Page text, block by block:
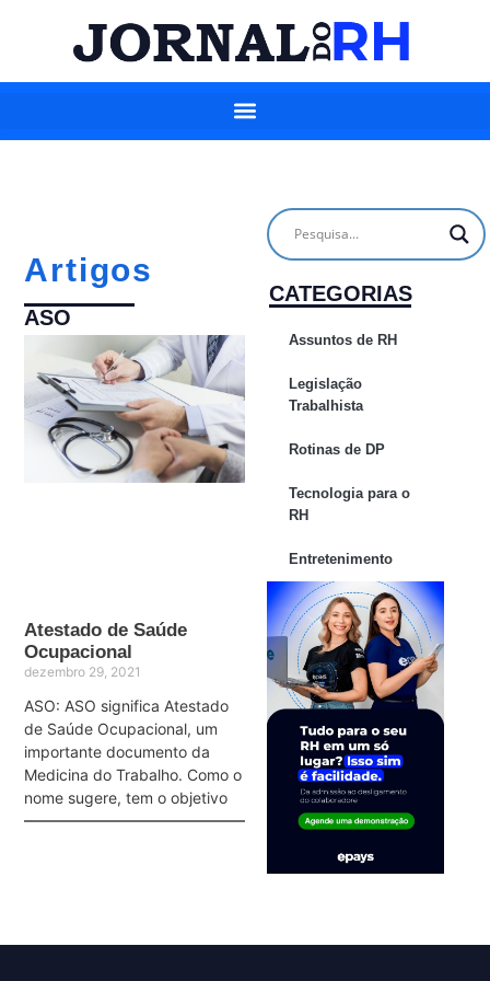
Artigos
ASO
Atestado de Saúde
Ocupacional
dezembro 29, 2021
ASO: ASO significa Atestado
de Saúde Ocupacional, um
importante documento da
Medicina do Trabalho. Como o
nome sugere, tem o objetivo
CATEGORIAS
Assuntos de RH
Legislação
Trabalhista
Rotinas de DP
Tecnologia para o
RH
Entretenimento